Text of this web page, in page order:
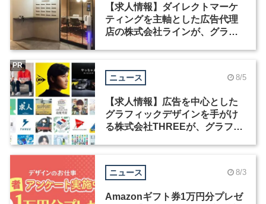
【求人情報】ダイレクトマーケ
ティングを主軸とした広告代理
店の株式会社ラインが、グラフ
ニュース 8/5
【求人情報】広告を中心とした
グラフィックデザインを手がけ
る株式会社THREEが、グラフィ
PR
ニュース 8/3
Amazonギフト券1万円分プレゼ